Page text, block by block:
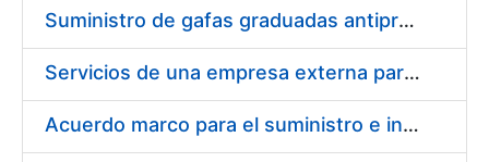
Suministro de gafas graduadas antiproyecciones para los trabajadores de la FNMT-RCM en los centros de trabajo de Madrid y Burgos
Servicios de una empresa externa para el asesoramiento y resolución de los recursos de alzada que se presentan relacionados con procesos de selección para la FNMT-RCM
Acuerdo marco para el suministro e instalación de persianas, estores y otros complementos